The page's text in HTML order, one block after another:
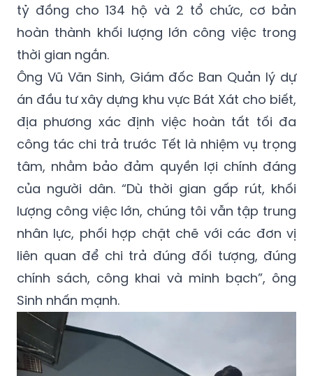
tỷ đồng cho 134 hộ và 2 tổ chức, cơ bản
hoàn thành khối lượng lớn công việc trong
thời gian ngắn.
Ông Vũ Văn Sinh, Giám đốc Ban Quản lý dự
án đầu tư xây dựng khu vực Bát Xát cho biết,
địa phương xác định việc hoàn tất tối đa
công tác chi trả trước Tết là nhiệm vụ trọng
tâm, nhằm bảo đảm quyền lợi chính đáng
của người dân. “Dù thời gian gấp rút, khối
lượng công việc lớn, chúng tôi vẫn tập trung
nhân lực, phối hợp chặt chẽ với các đơn vị
liên quan để chi trả đúng đối tượng, đúng
chính sách, công khai và minh bạch”, ông
Sinh nhấn mạnh.